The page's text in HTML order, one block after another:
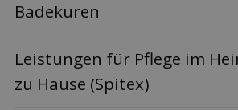
Badekuren
Leis­tungen für Pflege im
zu Hause (Spitex)